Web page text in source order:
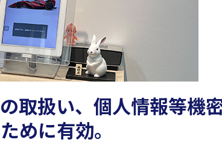
取扱い、個人情報等機
めに有効。